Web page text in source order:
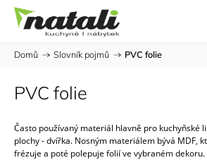
Domů / Slovník pojmů / PVC folie
PVC folie
Často používaný materiál hlavně pro kuchyňské
plochy - dvířka. Nosným materiálem bývá MDF,
frézuje a poté polepuje folií ve vybraném dekoru.